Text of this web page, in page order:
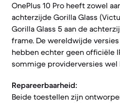
OnePlus 10 Pro heeft zowel
achterzijde Gorilla Glass
Gorilla Glass 5 aan de
frame. De wereldwijde versies
hebben echter geen officiële
sommige providerversies
Repareerbaarheid:
Beide toestellen zijn